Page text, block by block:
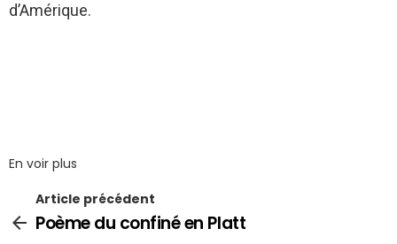
d’Amérique.
En voir plus
Article précédent
Poème du confiné en Platt